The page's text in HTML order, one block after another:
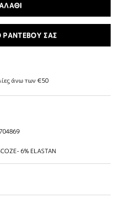
ΡΑΝΤΕΒΟΥ ΣΑΣ
άνω των €50
6% ELASTAN